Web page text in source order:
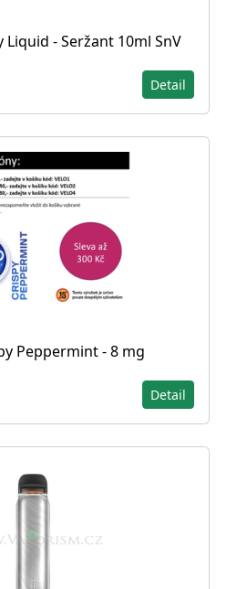
- Seržant 10ml SnV
Detail
Peppermint - 8 mg
Detail